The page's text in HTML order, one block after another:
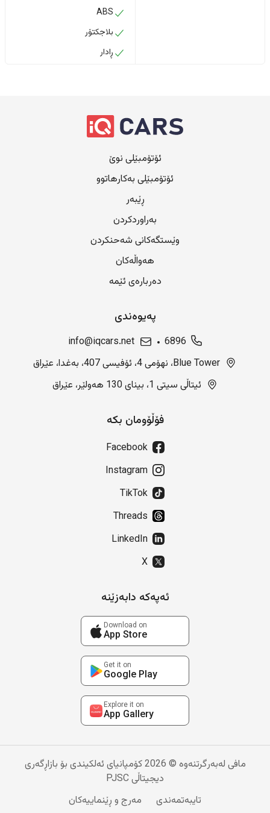
ABS
بلاجکتۆر
ڕادار
ئۆتۆمبێلی نوێ
ئۆتۆمبێلی بەکارهاتوو
ڕێبەر
بەراوردکردن
وێستگەکانی شەحنکردن
هەواڵەکان
دەربارەی ئێمە
پەیوەندی
6896
info@iqcars.net
Blue Tower، نهۆمی 4، ئۆفیسی 407، بەغدا، عێراق
ئیتاڵی سیتی 1، بینای 130 هەولێر، عێراق
فۆڵۆومان بکە
Facebook
Instagram
TikTok
Threads
LinkedIn
X
ئەپەکە دابەزێنە
Download on
App Store
Get it on
Google Play
Explore it on
App Gallery
مافی لەبەرگرتنەوە © 2026 کۆمپانیای ئەلکیندی بۆ بازاڕگەری
دیجیتاڵی PJSC
تایبەتمەندی
مەرج و ڕێنماییەکان